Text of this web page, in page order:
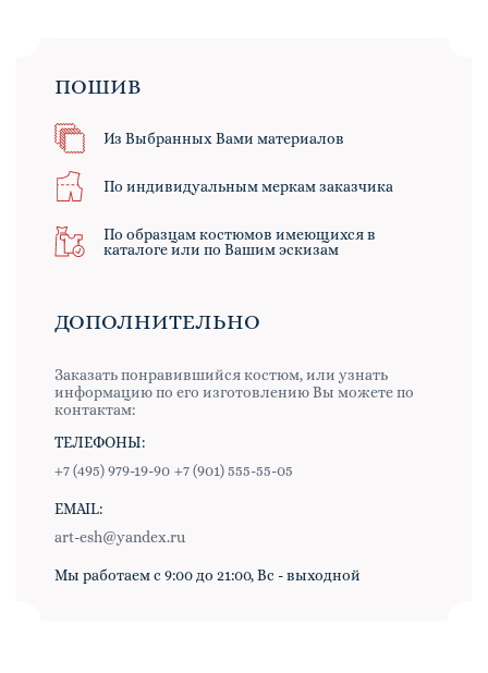
ПОШИВ
Из Выбранных Вами материалов
По индивидуальным меркам заказчика
По образцам костюмов имеющихся в
каталоге или по Вашим эскизам
ДОПОЛНИТЕЛЬНО
Заказать понравившийся костюм, или узнать
информацию по его изготовлению Вы можете по
контактам:
ТЕЛЕФОНЫ:
+7 (495) 979-19-90 +7 (901) 555-55-05
EMAIL:
art-esh@yandex.ru
Мы работаем с 9:00 до 21:00, Вс - выходной